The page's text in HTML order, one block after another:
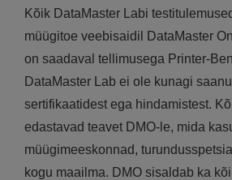
Kõik DataMaster Labi
müügitoe veebisaidil DataMaster
on saadaval tellimusega Printer-
DataMaster Lab ei ole kunagi
sertifikaatidest ega hindamistest.
edastavad teavet DMO-le, mida
müügimeeskonnad,
kogu maailma. DMO sisaldab ka